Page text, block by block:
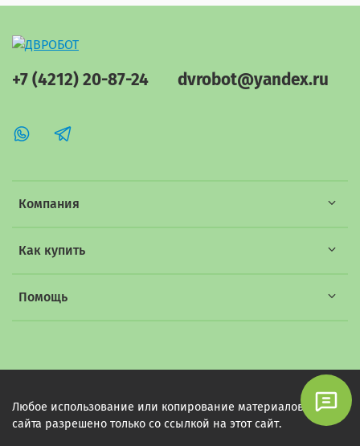
Компания
Как купить
Помощь
+7 (4212) 20-87-24 dvrobot@yandex.ru
Любое использование или копирование материалов этого
сайта разрешено только со ссылкой на этот сайт.